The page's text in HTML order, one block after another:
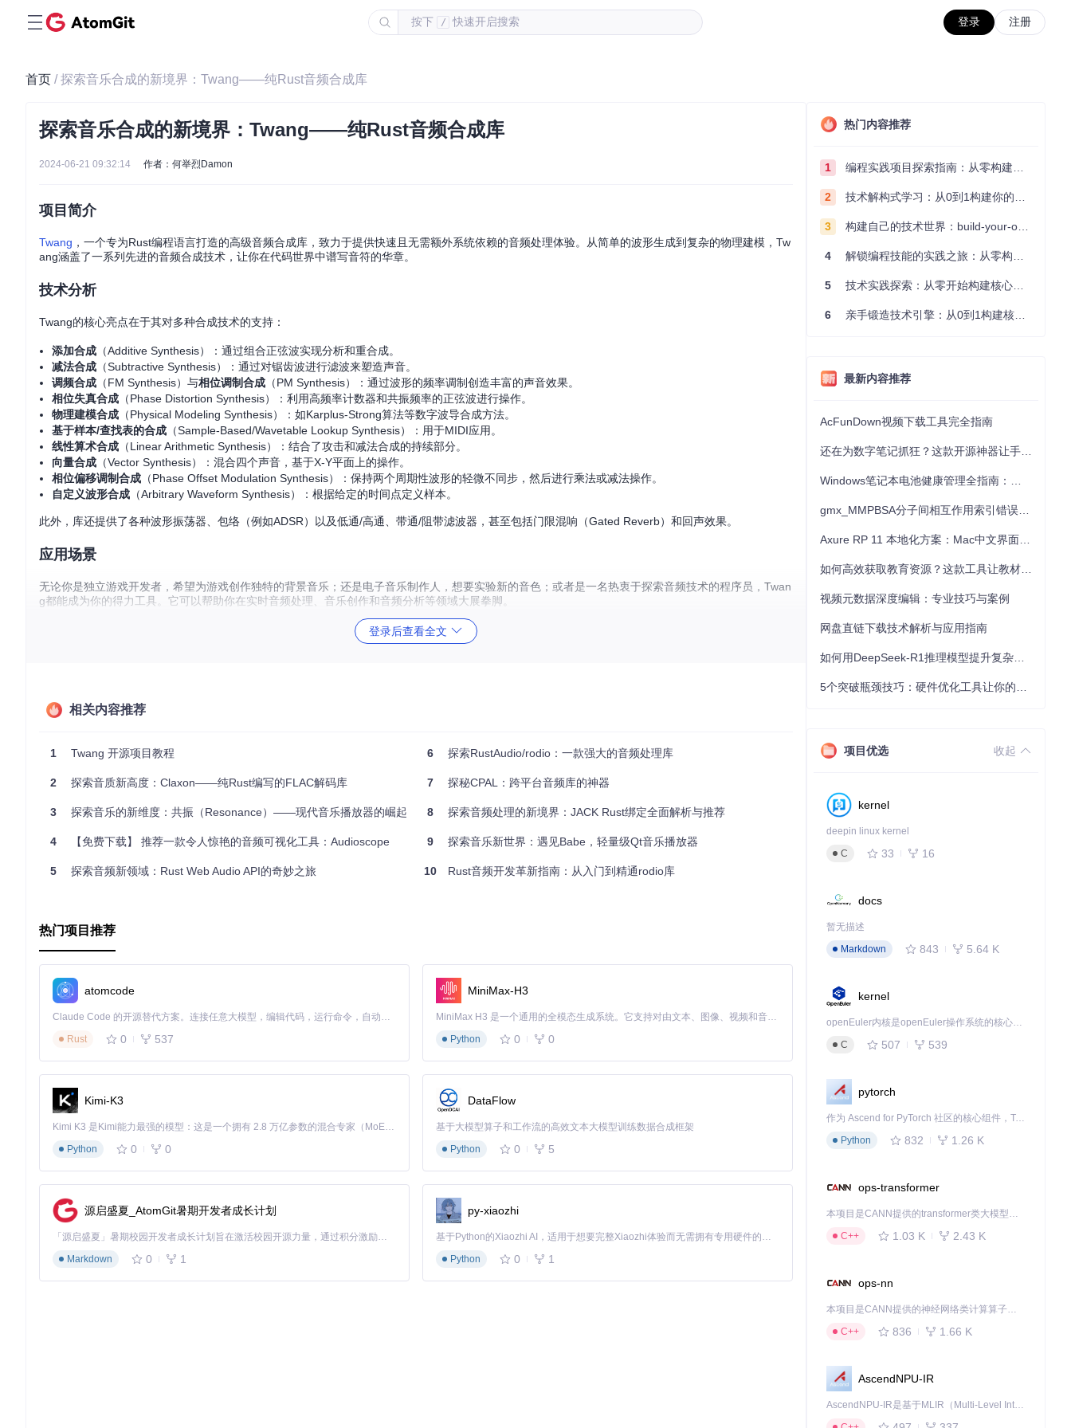
按下 / 快速开启搜索 登录 注册
首页 / 探索音乐合成的新境界：Twang——纯Rust音频合成库
探索音乐合成的新境界：Twang——纯Rust音频合成库
2024-06-21 09:32:14 作者：何举烈Damon
项目简介
Twang ，一个专为Rust编程语言打造的高级音频合成库，致力于提供快速且无需额外系统依赖的音频处理体验。从简单的波形生成到复杂的物理建模，Tw
ang涵盖了一系列先进的音频合成技术，让你在代码世界中谱写音符的华章。
技术分析
Twang的核心亮点在于其对多种合成技术的支持：
添加合成 （Additive Synthesis）：通过组合正弦波实现分析和重合成。
减法合成 （Subtractive Synthesis）：通过对锯齿波进行滤波来塑造声音。
调频合成 （FM Synthesis）与相位调制合成 （PM Synthesis）：通过波形的频率调制创造丰富的声音效果。
相位失真合成 （Phase Distortion Synthesis）：利用高频率计数器和共振频率的正弦波进行操作。
物理建模合成 （Physical Modeling Synthesis）：如Karplus-Strong算法等数字波导合成方法。
基于样本/查找表的合成 （Sample-Based/Wavetable Lookup Synthesis）：用于MIDI应用。
线性算术合成 （Linear Arithmetic Synthesis）：结合了攻击和减法合成的持续部分。
向量合成 （Vector Synthesis）：混合四个声音，基于X-Y平面上的操作。
相位偏移调制合成 （Phase Offset Modulation Synthesis）：保持两个周期性波形的轻微不同步，然后进行乘法或减法操作。
自定义波形合成 （Arbitrary Waveform Synthesis）：根据给定的时间点定义样本。
此外，库还提供了各种波形振荡器、包络（例如ADSR）以及低通/高通、带通/阻带滤波器，甚至包括门限混响（Gated Reverb）和回声效果。
应用场景
无论你是独立游戏开发者，希望为游戏创作独特的背景音乐；还是电子音乐制作人，想要实验新的音色；或者是一名热衷于探索音频技术的程序员，Twan
g都能成为你的得力工具。它可以帮助你在实时音频处理、音乐创作和音频分析等领域大展拳脚。
全面的示例
：每个功能都有配套的代码实例，方便理解和学习。
广泛支持的合成技术
音量标准化 ：提供RMS计算和dB值处理，确保音频输出的一致性。
开始使用
要开始你的音乐合成之旅，只需查看文档和示例文件夹，即可了解如何集成和使用Twang。此项目支持最小Rust版本1.60.0，并采用Apache 2.0、Boost
登录后查看全文
相关内容推荐
1 Twang 开源项目教程
2 探索音质新高度：Claxon——纯Rust编写的FLAC解码库
3 探索音乐的新维度：共振（Resonance）——现代音乐播放器的崛起
4 【免费下载】 推荐一款令人惊艳的音频可视化工具：Audioscope
5 探索音频新领域：Rust Web Audio API的奇妙之旅
6 探索RustAudio/rodio：一款强大的音频处理库
7 探秘CPAL：跨平台音频库的神器
8 探索音频处理的新境界：JACK Rust绑定全面解析与推荐
9 探索音乐新世界：遇见Babe，轻量级Qt音乐播放器
10 Rust音频开发革新指南：从入门到精通rodio库
热门项目推荐
atomcode
Claude Code 的开源替代方案。连接任意大模型，编辑代码，运行命令，自动验证 — 全自动执行。用 Rust 构建，极致性能。 ｜ An open-source alternative to Claude Code. Connect any LLM, edit code, run commands, and verify changes — autonomously. Built in Rust for speed. Get Started
Rust
0 537
MiniMax-H3
MiniMax H3 是一个通用的全模态生成系统。它支持对由文本、图像、视频和音频组成的多模态上下文进行统一理解，并能生成分辨率高达 2K、时长可达 15 秒的带原生立体声音频的视频。得益于面向任务泛化的系统设计，H3 在预训练阶段就已具备广泛的多模态上下文理解与生成能力，能够出色地执行复杂的多模态指令。
Python
0 0
Kimi-K3
Kimi K3 是Kimi能力最强的模型：这是一个拥有 2.8 万亿参数的混合专家（MoE）模型，具备原生视觉理解能力，并支持 100 万 token 的上下文窗口。
Python
0 0
DataFlow
基于大模型算子和工作流的高效文本大模型训练数据合成框架
Python
0 5
源启盛夏_AtomGit暑期开发者成长计划
「源启盛夏」暑期校园开发者成长计划旨在激活校园开源力量，通过积分激励、认证扶持、资源倾斜等形式，引导高校组织和开发者完成「入驻 — 建项目 — 做贡献 — 获认证 — 得资源」的完整闭环。无论你是想带领社团入驻平台的组织者，还是希望用代码贡献证明自己的开发者，都能在这里找到属于你的成长路径。
Markdown
0 1
py-xiaozhi
基于Python的Xiaozhi AI，适用于想要完整Xiaozhi体验而无需拥有专用硬件的用户。
Python
0 1
热门内容推荐
1 编程实践项目探索指南：从零构建技术能力体系
2 技术解构式学习：从0到1构建你的编程知识体系
3 构建自己的技术世界：build-your-own-x项目的实践探索指南
4 解锁编程技能的实践之旅：从零构建你的技术世界
5 技术实践探索：从零开始构建核心系统的实践指南
6 亲手锻造技术引擎：从0到1构建核心系统的实践指南
最新内容推荐
AcFunDown视频下载工具完全指南
视频元数据深度编辑：专业技巧与案例
网盘直链下载技术解析与应用指南
项目优选 收起
kernel
deepin linux kernel
C
33 16
docs
暂无描述
Markdown
843 5.64 K
kernel
openEuler内核是openEuler操作系统的核心，既是系统性能与稳定性的基石，也是连接处理器、设备与服务的桥梁。
C
507 539
pytorch
作为 Ascend for PyTorch 社区的核心组件，TorchNPU 是昇腾专为 PyTorch 打造的深度学习适配插件，使 PyTorch 框架能够直接调用昇腾 NPU，为开发者提供昇腾 AI 处理器的超强算力。
Python
832 1.26 K
ops-transformer
本项目是CANN提供的transformer类大模型算子库，实现网络在NPU上加速计算。
C++
1.03 K 2.43 K
ops-nn
本项目是CANN提供的神经网络类计算算子库，实现网络在NPU上加速计算。
C++
836 1.66 K
AscendNPU-IR
AscendNPU-IR是基于MLIR（Multi-Level Intermediate Representation）构建的，面向昇腾亲和算子编译时使用的中间表示，提供昇腾完备表达能力，通过编译优化提升昇腾AI处理器计算效率，支持通过生态框架使能昇腾AI处理器与深度调优